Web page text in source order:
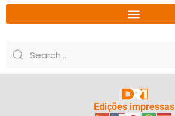
Edições impressas